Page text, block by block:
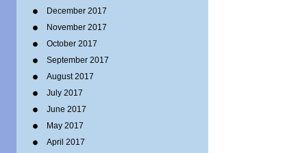
December 2017
November 2017
October 2017
September 2017
August 2017
July 2017
June 2017
May 2017
April 2017